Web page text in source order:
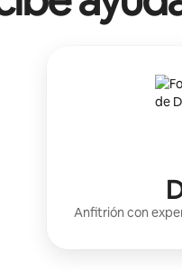
Anfitrión con